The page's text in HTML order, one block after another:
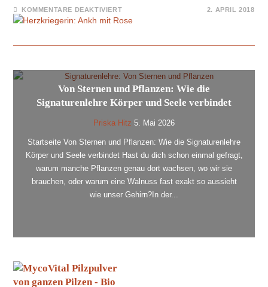
KOMMENTARE DEAKTIVIERT 2. APRIL 2018
Von Sternen und Pflanzen: Wie die
Signaturenlehre Körper und Seele verbindet
Priska Hitz 5. Mai 2026
Startseite Von Sternen und Pflanzen: Wie die Signaturenlehre
Körper und Seele verbindet Hast du dich schon einmal gefragt,
warum manche Pflanzen genau dort wachsen, wo wir sie
brauchen, oder warum eine Walnuss fast exakt so aussieht
wie unser Gehirn?In der...